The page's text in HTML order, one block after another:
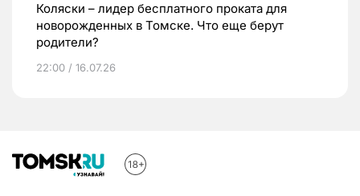
Коляски – лидер бесплатного проката для
новорожденных в Томске. Что еще берут
родители?
22:00 / 16.07.26